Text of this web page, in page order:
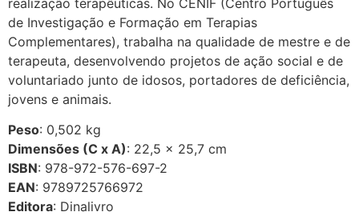
de Investigação e Formação em Terapias
Complementares), trabalha na qualidade de mestre e de
terapeuta, desenvolvendo projetos de ação social e de
voluntariado junto de idosos, portadores de deficiência,
jovens e animais.
Peso: 0,502 kg
Dimensões (C x A): 22,5 × 25,7 cm
ISBN: 978-972-576-697-2
EAN: 9789725766972
Editora: Dinalivro